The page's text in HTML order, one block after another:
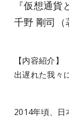
『仮想通貨
千野 剛司（
【内容紹介】
出遅れた我々
2014年頃、日